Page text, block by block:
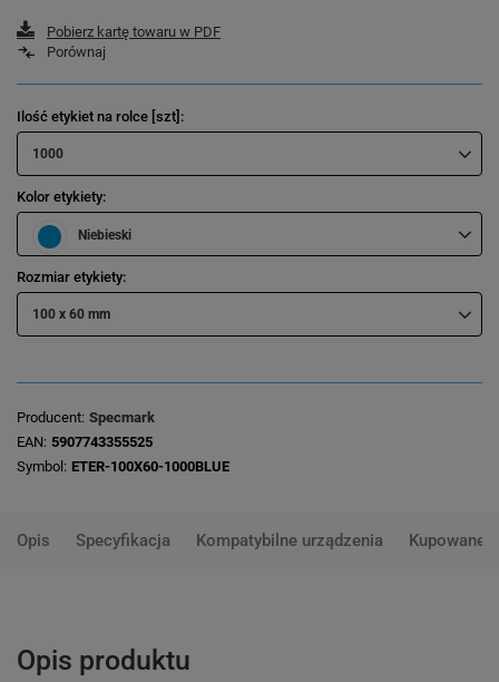
Pobierz kartę towaru w PDF
Porównaj
Ilość etykiet na rolce [szt]
1000
Kolor etykiety
Niebieski
Rozmiar etykiety
100 x 60 mm
Producent Specmark
EAN 5907743355525
Symbol ETER-100X60-1000BLUE
Opis Specyfikacja Kompatybilne urządzenia Kupowane
Opis produktu